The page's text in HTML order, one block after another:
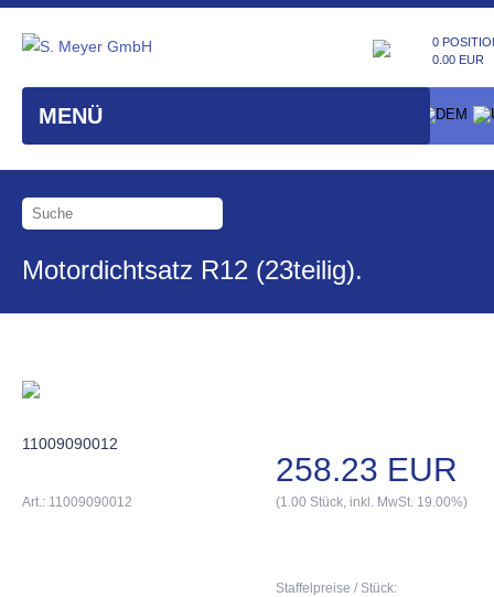
MENÜ
0
0.00 EUR
Motordichtsatz R12 (23teilig).
11009090012
258.23 EUR
Art.: 11009090012 (1.00 Stück, inkl. MwSt. 19.00%)
Staffelpreise / Stück: